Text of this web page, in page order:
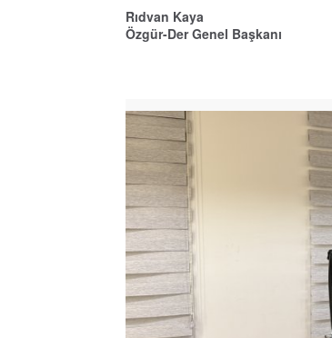
Rıdvan Kaya
Özgür-Der Genel Başkanı